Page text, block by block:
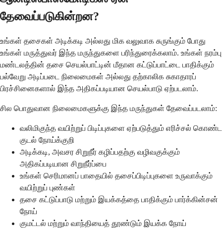
தேவைப்படுகின்றன?
உங்கள் தசைகள் அடிக்கடி அல்லது மிக வலுவாக சுருங்கும் போது
உங்கள் மருத்துவர் இந்த மருந்துகளை பரிந்துரைக்கலாம். உங்கள் நரம்பு
மண்டலத்தின் தசை செயல்பாட்டின் மீதான கட்டுப்பாட்டை பாதிக்கும்
பல்வேறு அடிப்படை நிலைமைகள் அல்லது தற்காலிக சுகாதாரப்
பிரச்சினைகளால் இந்த அதிகப்படியான செயல்பாடு ஏற்படலாம்.
சில பொதுவான நிலைமைகளுக்கு இந்த மருந்துகள் தேவைப்படலாம்:
வலிமிகுந்த வயிற்றுப் பிடிப்புகளை ஏற்படுத்தும் எரிச்சல் கொண்ட
குடல் நோய்க்குறி
அடிக்கடி, அவசர சிறுநீர் கழிப்பதற்கு வழிவகுக்கும்
அதிகப்படியான சிறுநீர்ப்பை
உங்கள் செரிமானப் பாதையில் தசைப்பிடிப்புகளை உருவாக்கும்
வயிற்றுப் புண்கள்
தசை கட்டுப்பாடு மற்றும் இயக்கத்தை பாதிக்கும் பார்க்கின்சன்
நோய்
குமட்டல் மற்றும் வாந்தியைத் தூண்டும் இயக்க நோய்